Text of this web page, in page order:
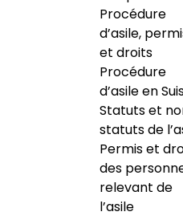
Procédure
d’asile,
et droits
Procédure
d’asile en
Statuts et
statuts de
Permis et
des
relevant de
l’asile